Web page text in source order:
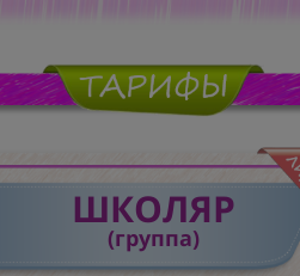
ШКОЛЯР
(группа)